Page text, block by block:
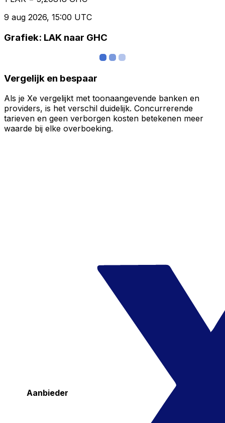
9 aug 2026, 15:00 UTC
Grafiek: LAK naar GHC
Vergelijk en bespaar
Als je Xe vergelijkt met toonaangevende banken en
providers, is het verschil duidelijk. Concurrerende
tarieven en geen verborgen kosten betekenen meer
waarde bij elke overboeking.
Aanbieder